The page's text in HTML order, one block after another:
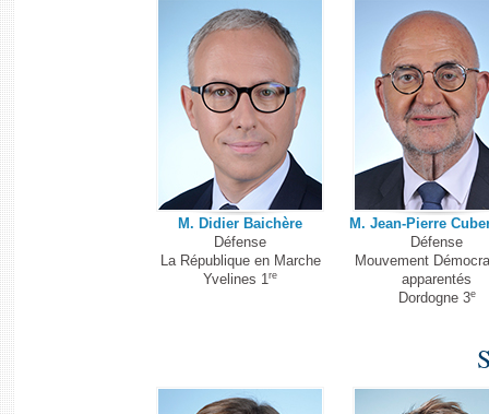
Questions écrites et orales
Comptes rendus des débats
M. Didier Baichère
Défense
La République en Marche
Yvelines 1re
M. Jean-Pierre
Défense
Mouvement
apparentés
Dordogne 3e